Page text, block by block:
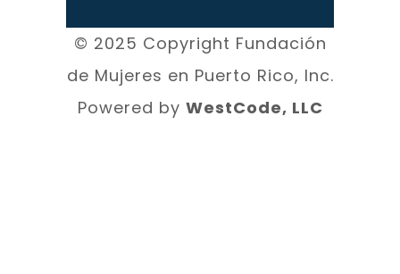
© 2025 Copyright Fundación
de Mujeres en Puerto Rico, Inc.
Powered by WestCode, LLC